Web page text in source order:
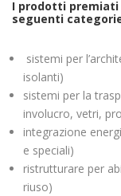
I prodotti premiati
seguenti
sistemi per
isolanti)
sistemi per la
involucro, vetri,
integrazione
e speciali)
ristrutturare per
riuso)